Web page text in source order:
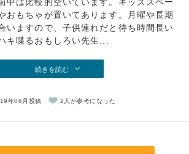
おもちゃが置いてあります。月曜や長期
いますので、子供連れだと待ち時間長い
キ喋るおもしろい先生...
続きを読む
年06月投稿 2人が参考になった